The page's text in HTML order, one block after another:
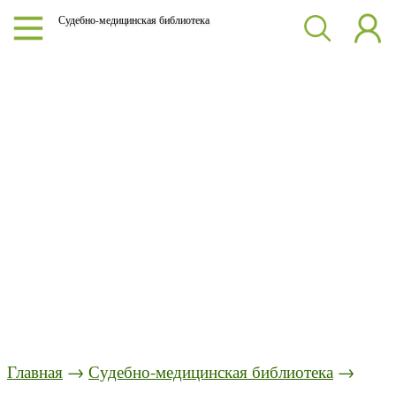
Судебно-медицинская библиотека
Главная → Судебно-медицинская библиотека →